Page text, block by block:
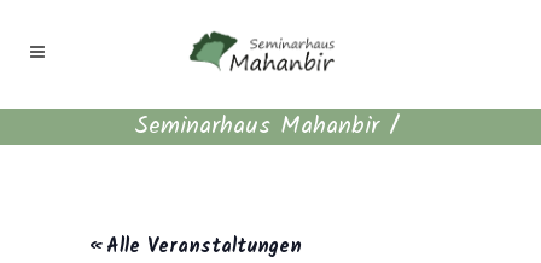
Seminarhaus Mahanbir/
« Alle Veranstaltungen